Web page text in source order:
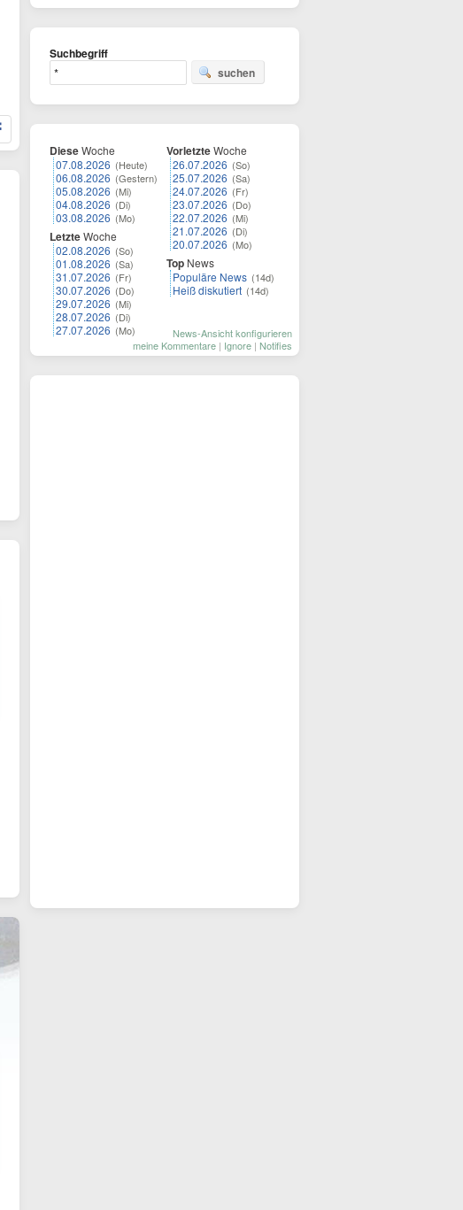
Suchbegriff
suchen
DieseWoche
07.08.2026 (Heute)
06.08.2026 (Gestern)
05.08.2026 (Mi)
04.08.2026 (Di)
03.08.2026 (Mo)
LetzteWoche
02.08.2026 (So)
01.08.2026 (Sa)
31.07.2026 (Fr)
30.07.2026 (Do)
29.07.2026 (Mi)
28.07.2026 (Di)
27.07.2026 (Mo)
VorletzteWoche
26.07.2026 (So)
25.07.2026 (Sa)
24.07.2026 (Fr)
23.07.2026 (Do)
22.07.2026 (Mi)
21.07.2026 (Di)
20.07.2026 (Mo)
Top News
Populäre News (14d)
Heiß diskutiert (14d)
News-Ansicht konfigurieren
meine Kommentare | Ignore | Notifies